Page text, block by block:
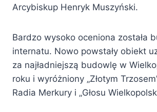
Arcybiskup Henryk Muszyński.
Bardzo wysoko oceniona została
internatu. Nowo powstały obiekt
za najładniejszą budowlę w
roku i wyróżniony „Złotym
Radia Merkury i „Głosu